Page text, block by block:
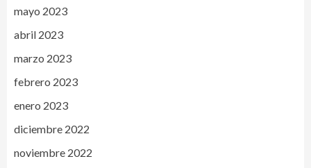
mayo 2023
abril 2023
marzo 2023
febrero 2023
enero 2023
diciembre 2022
noviembre 2022